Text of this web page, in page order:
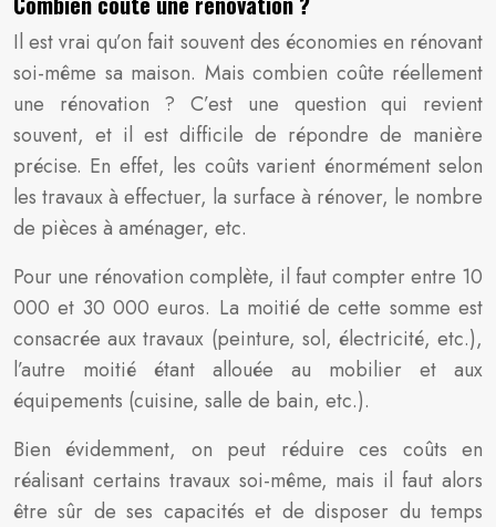
Il est vrai qu’on fait souvent des économies en rénovant
soi-même sa maison. Mais combien coûte réellement
une rénovation ? C’est une question qui revient
souvent, et il est difficile de répondre de manière
précise. En effet, les coûts varient énormément selon
les travaux à effectuer, la surface à rénover, le nombre
de pièces à aménager, etc.
Pour une rénovation complète, il faut compter entre 10
000 et 30 000 euros. La moitié de cette somme est
consacrée aux travaux (peinture, sol, électricité, etc.),
l’autre moitié étant allouée au mobilier et aux
équipements (cuisine, salle de bain, etc.).
Bien évidemment, on peut réduire ces coûts en
réalisant certains travaux soi-même, mais il faut alors
être sûr de ses capacités et de disposer du temps